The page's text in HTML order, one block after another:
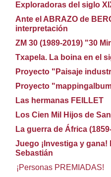
Exploradoras del siglo
Ante el ABRAZO de
interpretación
ZM 30 (1989-2019) "30
Txapela. La boina en el
Proyecto "Paisaje
Proyecto
Las hermanas FEILLET
Los Cien Mil Hijos de
La guerra de África
Juego ¡Investiga y gana!
Sebastián
¡Personas PREMIADAS!